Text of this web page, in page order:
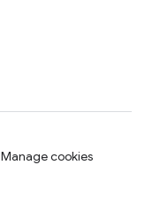
Manage cookies